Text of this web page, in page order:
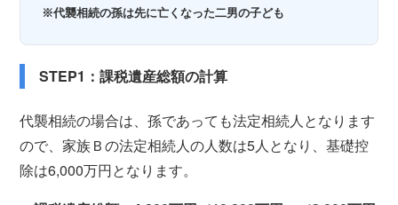
※代襲相続の孫は先に亡くなった二男の子ども
STEP1：課税遺産総額の計算
代襲相続の場合は、孫であっても法定相続人となります
ので、家族Ｂの法定相続人の人数は5人となり、基礎控
除は6,000万円となります。